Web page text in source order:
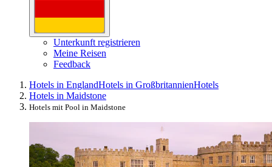
Unterkunft registrieren
Meine Reisen
Feedback
Hotels in EnglandHotels in GroßbritannienHotels
Hotels in Maidstone
Hotels mit Pool in Maidstone